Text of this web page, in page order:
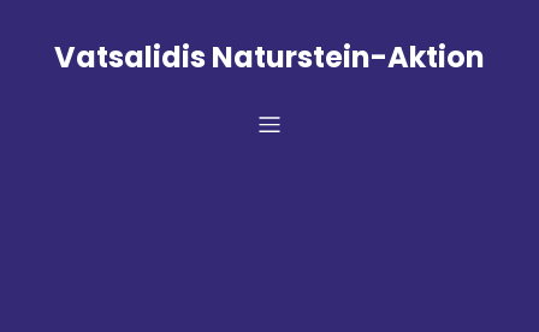
springenVatsalidis Naturstein-Aktion